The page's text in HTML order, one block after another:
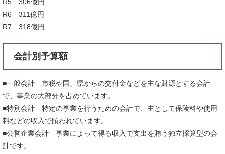
R6 311億円
R7 318億円
会計別予算額
■一般会計 市税や国、県からの交付金などを主な財源とする会計
で、事業の大部分を占めています。
■特別会計 特定の事業を行うための会計で、主として保険料や使用
料などの収入で賄われています。
■公営企業会計 事業によって得る収入で支出を賄う独立採算型の会
計です。